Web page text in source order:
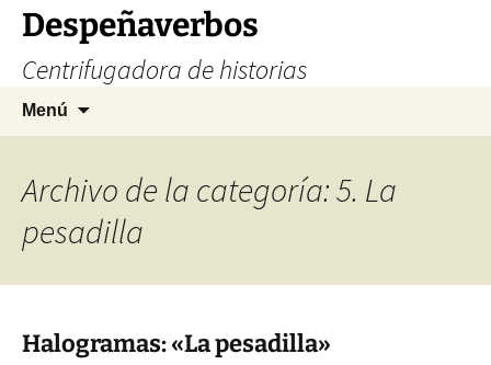
Saltar
contenido
Despeñaverbos
Centrifugadora de historias
Menú
Archivo de la categoría: 5. La
pesadilla
Halogramas: «La pesadilla»